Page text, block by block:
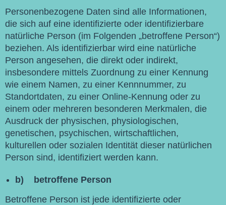
Personenbezogene Daten sind alle Informationen,
die sich auf eine identifizierte oder identifizierbare
natürliche Person (im Folgenden „betroffene Person“)
beziehen. Als identifizierbar wird eine natürliche
Person angesehen, die direkt oder indirekt,
insbesondere mittels Zuordnung zu einer Kennung
wie einem Namen, zu einer Kennnummer, zu
Standortdaten, zu einer Online-Kennung oder zu
einem oder mehreren besonderen Merkmalen, die
Ausdruck der physischen, physiologischen,
genetischen, psychischen, wirtschaftlichen,
kulturellen oder sozialen Identität dieser natürlichen
Person sind, identifiziert werden kann.
b) betroffene Person
Betroffene Person ist jede identifizierte oder